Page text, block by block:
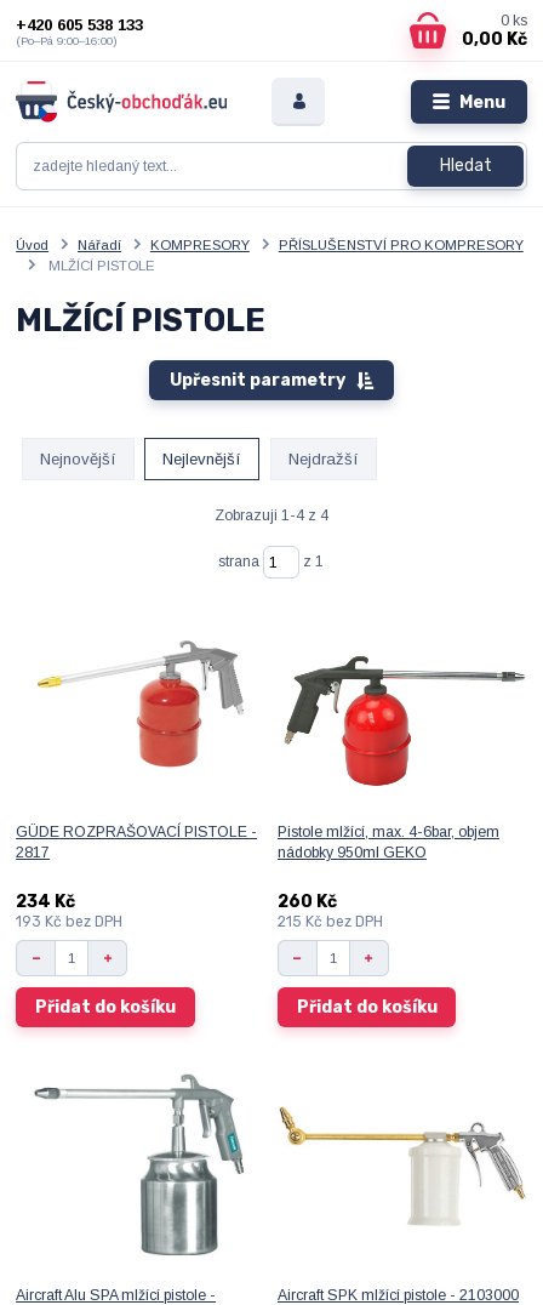
Menu
Hledat
+420 605 538 133
(Po–Pá 9:00–16:00)
0 ks
0,00 Kč
Úvod Nářadí KOMPRESORY
PŘÍSLUŠENSTVÍ PRO KOMPRESORY
MLŽÍCÍ PISTOLE
MLŽÍCÍ PISTOLE
Upřesnit parametry
Nejnovější Nejlevnější Nejdražší
Zobrazuji 1-4 z 4
strana z 1
GÜDE ROZPRAŠOVACÍ PISTOLE -
2817
234 Kč
193 Kč bez DPH
Přidat do košíku
Pistole mlžící, max. 4-6bar, objem
nádobky 950ml GEKO
260 Kč
215 Kč bez DPH
Přidat do košíku
Aircraft Alu SPA mlžící pistole -
Aircraft SPK mlžící pistole - 2103000